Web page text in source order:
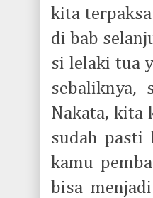
kita
di bab
si lelaki tua
sebaliknya,
Nakata, kita
sudah pasti
kamu
bisa